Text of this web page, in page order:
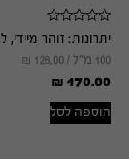
יתרונות: זוהר
100 מ"ל / ₪ 128.00
₪ 170.00
הוספה לסל